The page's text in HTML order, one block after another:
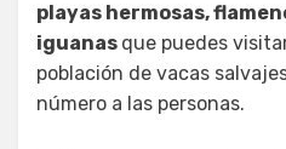
playas hermosas,
iguanas que puedes
población de vacas
número a las personas.